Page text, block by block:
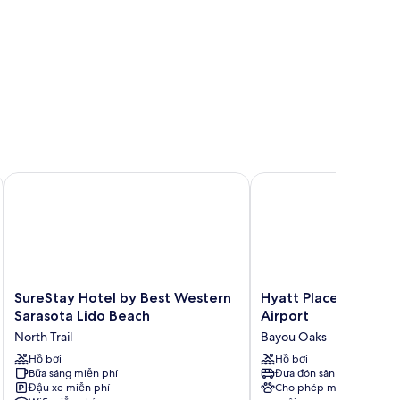
SureStay
Hotel
Best
Western
Sarasota
Lido
SureStay Hotel by Best Western
Sarasota Lido Beach
North Trail
Hồ bơi
Bữa sáng miễn phí
Đậu xe miễn phí
SureStay Hotel by Best Western Sarasota Lido Beach
Hyatt
Place
Sarasota/Bradenton
Airport
Bayou
Oaks
Hyatt Place
Airport
Bayou Oaks
Hồ bơi
Đưa đón sân bay
Cho phép mang vật
Hyatt Place Sarasota/